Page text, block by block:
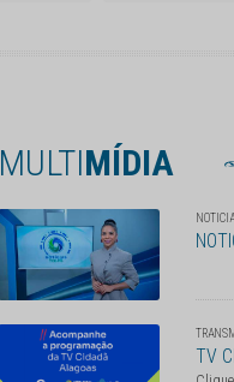
MULTIMÍDIA
TV